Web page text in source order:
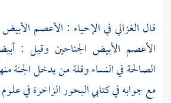
قال الغزاليفي الإحياء : الأعصم
الأعصم الأبيض الجناحين وقيل :
الصالحة في النساء وقلة من يدخل الجنة
مع جوابه في كتابي البحور الزاخرة في